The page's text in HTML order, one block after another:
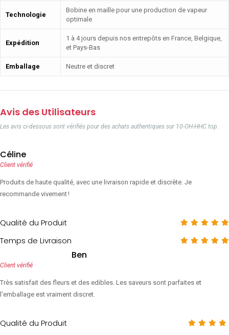
Technologie
Bobine en maille pour une production de vapeur
optimale
Expédition
1 à 4 jours depuis nos entrepôts en France, Belgique,
et Pays-Bas
Emballage Neutre et discret
Avis des Utilisateurs
Les avis ci-dessous sont vérifiés pour des achats authentiques sur 10-OH-HHC.top.
Céline
Client vérifié
Produits de haute qualité, avec une livraison rapide et discrète. Je
recommande vivement !
Qualité du Produit
Temps de Livraison
Ben
Client vérifié
Très satisfait des fleurs et des edibles. Les saveurs sont parfaites et
l'emballage est vraiment discret.
Qualité du Produit